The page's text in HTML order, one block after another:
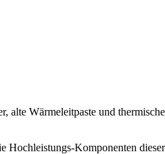
Wärmeleitpaste und
Komponenten